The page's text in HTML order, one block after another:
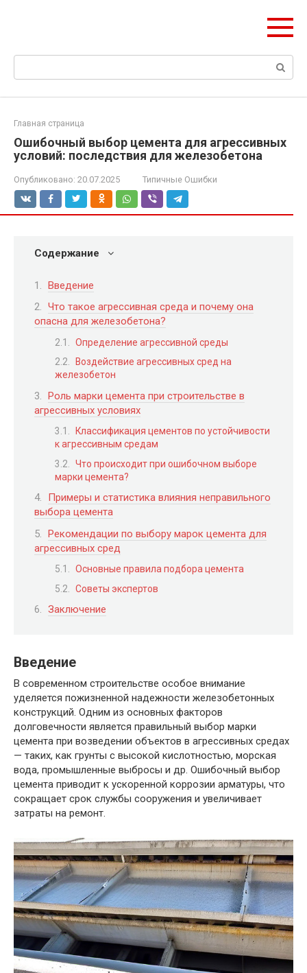
Поиск:
Главная страница
Ошибочный выбор цемента для агрессивных
условий: последствия для железобетона
Опубликовано: 20.07.2025 Типичные Ошибки
Содержание
Введение
Что такое агрессивная среда и почему она
опасна для железобетона?
Определение агрессивной среды
Воздействие агрессивных сред на
железобетон
Роль марки цемента при строительстве в
агрессивных условиях
Классификация цементов по устойчивости
к агрессивным средам
Что происходит при ошибочном выборе
марки цемента?
Примеры и статистика влияния неправильного
выбора цемента
Рекомендации по выбору марок цемента для
агрессивных сред
Основные правила подбора цемента
Советы экспертов
Заключение
Введение
В современном строительстве особое внимание
уделяется пожизненной надежности железобетонных
конструкций. Одним из основных факторов
долговечности является правильный выбор марки
цемента при возведении объектов в агрессивных средах
— таких, как грунты с высокой кислотностью, морская
вода, промышленные выбросы и др. Ошибочный выбор
цемента приводит к ускоренной коррозии арматуры, что
сокращает срок службы сооружения и увеличивает
затраты на ремонт.